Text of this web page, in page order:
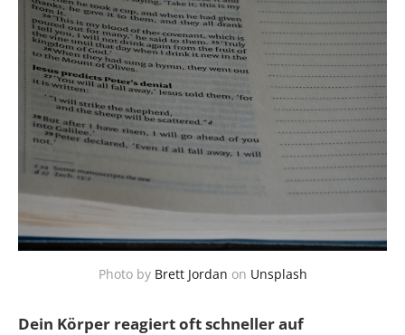
Photo by Brett Jordan on Unsplash
Dein Körper reagiert oft schneller auf